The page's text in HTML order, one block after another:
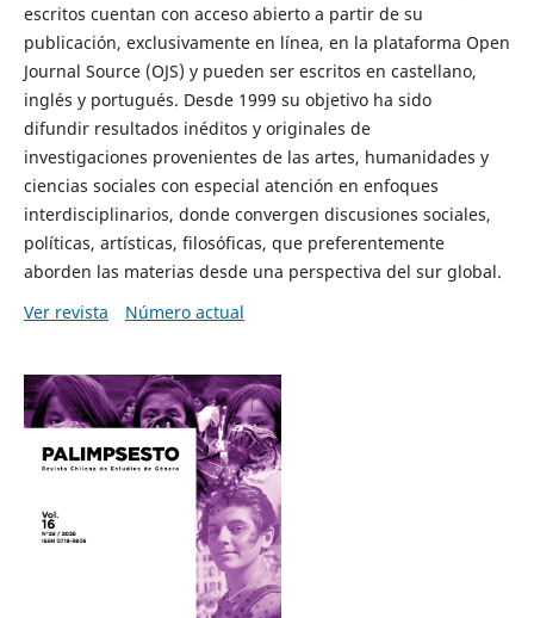
escritos cuentan con acceso abierto a partir de su
publicación, exclusivamente en línea, en la plataforma Open
Journal Source (OJS) y pueden ser escritos en castellano,
inglés y portugués. Desde 1999 su objetivo ha sido
difundir resultados inéditos y originales de
investigaciones provenientes de las artes, humanidades y
ciencias sociales con especial atención en enfoques
interdisciplinarios, donde convergen discusiones sociales,
políticas, artísticas, filosóficas, que preferentemente
aborden las materias desde una perspectiva del sur global.
Ver revista
Número actual